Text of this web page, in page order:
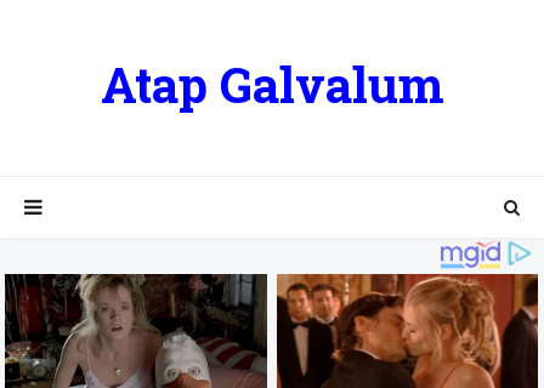
Atap Galvalum